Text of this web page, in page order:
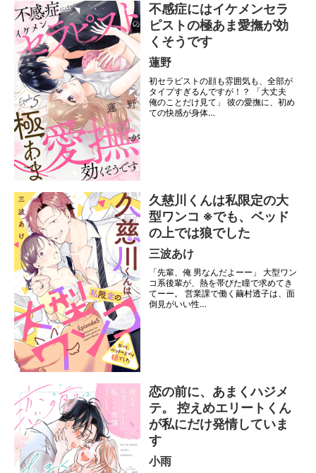
不感症にはイケメンセラ
ピストの極あま愛撫が効
くそうです
蓮野
初セラピストの顔も雰囲気も、全部が
タイプすぎるんですが！？ 「大丈夫
俺のことだけ見て」 彼の愛撫に、初め
ての快感が身体…
久慈川くんは私限定の大
型ワンコ ※でも、ベッド
の上では狼でした
三波あけ
「先輩、俺 男なんだよーー」 大型ワン
コ系後輩が、熱を帯びた瞳で求めてき
てーー。 営業課で働く繭村透子は、面
倒見がいい性…
恋の前に、あまくハジメ
テ。 控えめエリートくん
が私にだけ発情していま
す
小雨